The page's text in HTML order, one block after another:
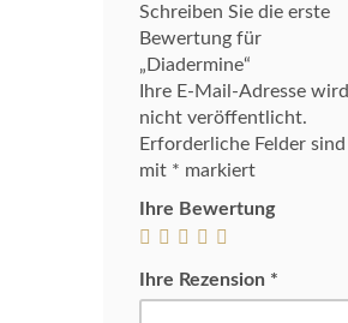
Schreiben Sie die erste
Bewertung für
„Diadermine“
Ihre E-Mail-Adresse wird
nicht veröffentlicht.
Erforderliche Felder sind
mit * markiert
Ihre Bewertung
Ihre Rezension *